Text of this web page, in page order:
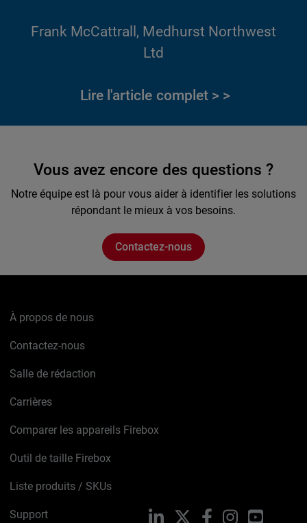
Frank McCattrall, Medhurst Northwest
Ltd
Lire l'article complet >
Vous avez encore des questions ?
Notre équipe est là pour vous aider à identifier les solutions
répondant le mieux à vos besoins.
Contactez-nous
À propos de nous
Contactez-nous
Salle de rédaction
Carrières
Comparer les appareils Firebox
Outil de taille Firebox
Liste produits / SKUs
Support LinkedIn FacebookInstagramYouTube